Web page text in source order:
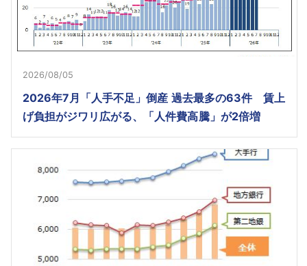
2026/08/05
2026年7月「人手不足」倒産 過去最多の63件 賃上
げ負担がジワリ広がる、「人件費高騰」が2倍増